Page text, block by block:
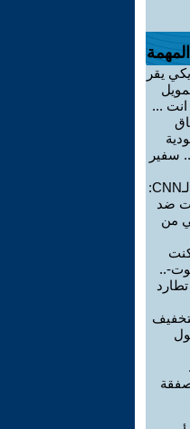
يقر
انت ...
سفير
مسؤول حوثي لـCNN:
ضد
من
..